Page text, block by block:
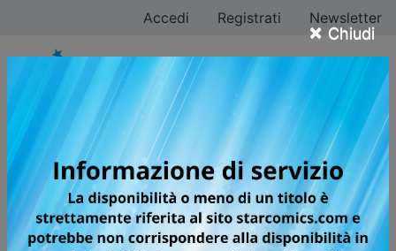
× Chiudi
Accedi Registrati Newsletter
Fumetti uscite di
martedì 23 giugno
2026